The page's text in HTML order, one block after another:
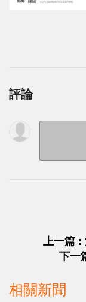
評論
上一篇
下一
相關新聞